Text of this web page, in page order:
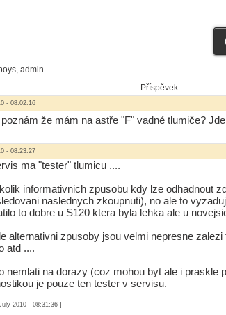
admin
Příspěvek
- 08:02:16
že mám na astře "F" vadné tlumiče?
- 08:23:27
ma "tester" tlumicu ....
informativnich zpusobu kdy lze odhadnout
naslednych zkoupnuti), no ale to
to dobre u S120 ktera byla lehka ale u
alternativni zpusoby jsou velmi nepresne
atd ....
nemlati na dorazy (coz mohou byt ale i praskle
je pouze ten tester v servisu.
2010 - 08:31:36 ]